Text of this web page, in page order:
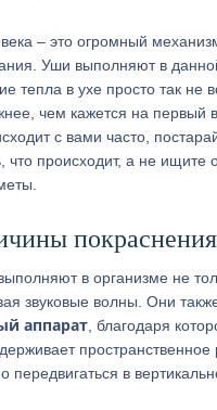
– это огромный
Уши выполняют в
тепла в ухе просто так не
чем кажется на первый
с вами часто,
что происходит, а не ищите
в организме не
звуковые волны. Они
аппарат , благодаря
пространственное
передвигаться в